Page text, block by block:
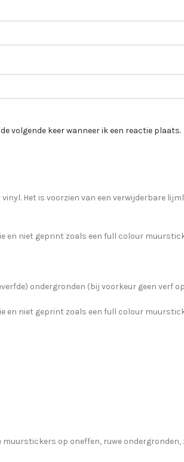
volgende keer wanneer ik een reactie plaats.
Het is voorzien van een verwijderbare
niet geprint zoals een full colour
ondergronden (bij voorkeur geen verf
niet geprint zoals een full colour
muurstickers op oneffen, ruwe